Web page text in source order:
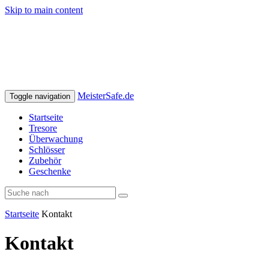
Skip to main content
Toggle navigation MeisterSafe.de
Startseite
Tresore
Überwachung
Schlösser
Zubehör
Geschenke
Startseite Kontakt
Kontakt